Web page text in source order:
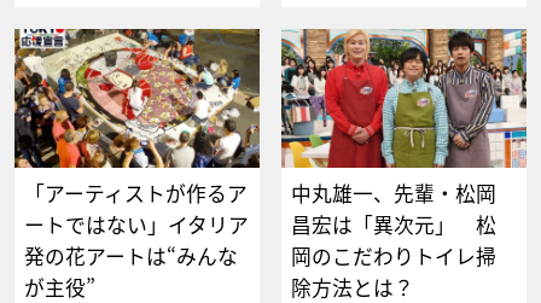
「アーティストが作るア
ートではない」イタリア
発の花アートは“みんな
が主役”
中丸雄一、先輩・松岡
昌宏は「異次元」 松
岡のこだわりトイレ掃
除方法とは？